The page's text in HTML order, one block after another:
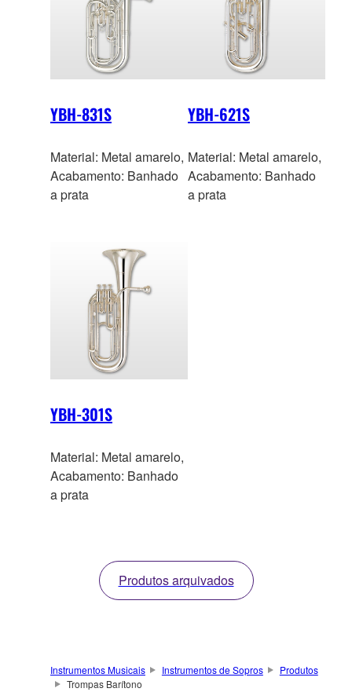
YBH-831S
Material: Metal amarelo,
Acabamento: Banhado
a prata
YBH-621S
Material: Metal amarelo,
Acabamento: Banhado
a prata
YBH-301S
Material: Metal amarelo,
Acabamento: Banhado
a prata
Produtos arquivados
Instrumentos Musicais Instrumentos de Sopros
Produtos
Trompas Barítono